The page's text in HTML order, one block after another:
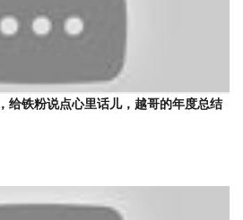
给铁粉说点心里话儿，越哥的年度总结